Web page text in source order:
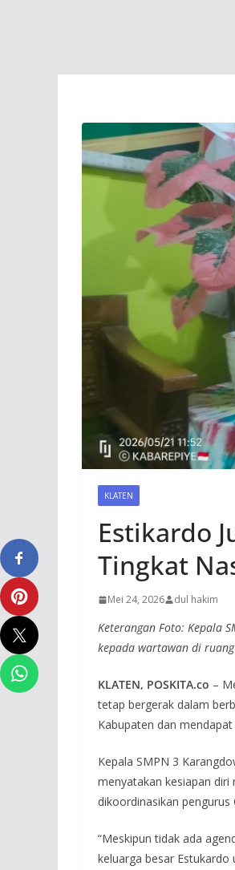
KLATEN
Estikardo
Tingkat
Mei 24, 2026 dul hakim
Keterangan Foto: Kepala
kepada wartawan di
KLATEN, POSKITA.co –
tetap bergerak dalam
Kabupaten dan
Kepala SMPN 3
menyatakan kesiapan diri
dikoordinasikan
“Meskipun tidak ada
keluarga besar